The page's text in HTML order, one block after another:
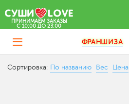
ПРИНИМАЕМ ЗАКАЗЫ
C 10:00 ДО 23:00
ФРАНШИЗА
Сортировка: По названию Вес Цена